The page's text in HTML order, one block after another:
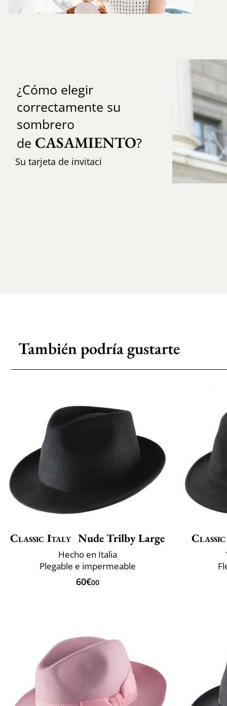
¿Cómo elegir
correctamente su
sombrero
de CASAMIENTO?
Su tarjeta de invitaci
También podría gustarte
Classic Italy Nude Trilby Large
Hecho en Italia
Plegable e impermeable
60€00